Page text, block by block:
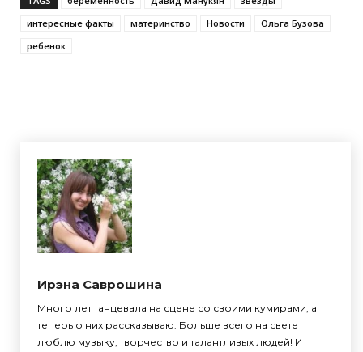
интересные факты
материнство Новости
Ольга Бузова
ребенок
Ирэна Саврошина
Много лет танцевала на сцене со своими кумирами, а
теперь о них рассказываю. Больше всего на свете
люблю музыку, творчество и талантливых людей! И